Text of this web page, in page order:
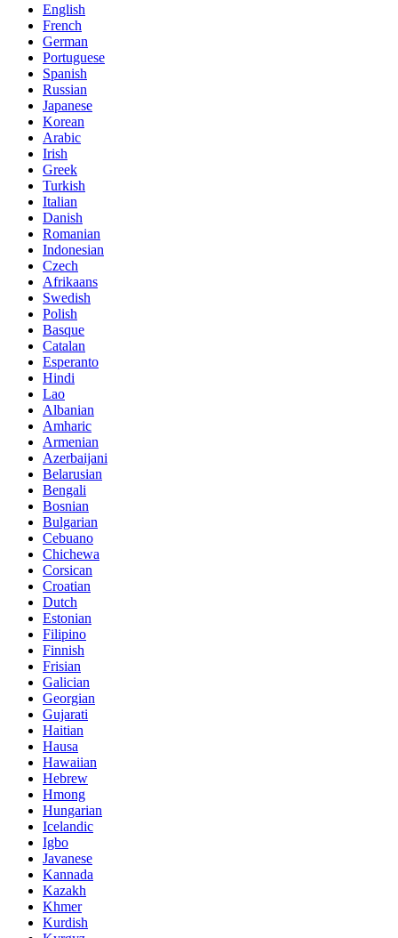
English
French
German
Portuguese
Spanish
Russian
Japanese
Korean
Arabic
Irish
Greek
Turkish
Italian
Danish
Romanian
Indonesian
Czech
Afrikaans
Swedish
Polish
Basque
Catalan
Esperanto
Hindi
Lao
Albanian
Amharic
Armenian
Azerbaijani
Belarusian
Bengali
Bosnian
Bulgarian
Cebuano
Chichewa
Corsican
Croatian
Dutch
Estonian
Filipino
Finnish
Frisian
Galician
Georgian
Gujarati
Haitian
Hausa
Hawaiian
Hebrew
Hmong
Hungarian
Icelandic
Igbo
Javanese
Kannada
Kazakh
Khmer
Kurdish